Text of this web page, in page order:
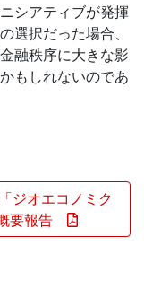
シアティブが発揮
選択だった場合、
融秩序に大きな影
もしれないのであ
ジオエコノミク
要報告